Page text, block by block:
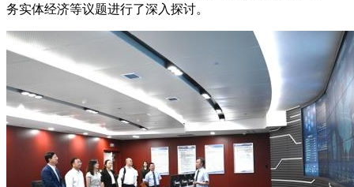
务实体经济等议题进行了深入探讨。